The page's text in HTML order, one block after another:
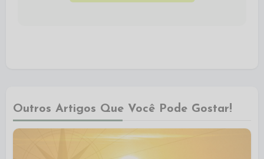
Outros Artigos Que Você Pode Gostar!